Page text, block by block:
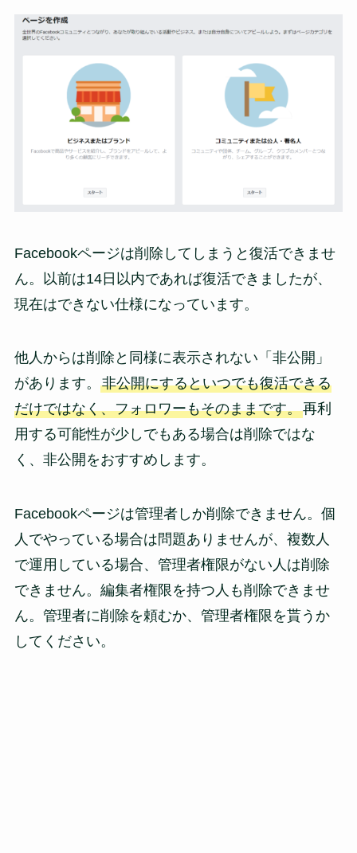
Facebookページは削除してしまうと復活できませ
ん。以前は14日以内であれば復活できましたが、
現在はできない仕様になっています。
他人からは削除と同様に表示されない「非公開」
があります。 非公開にするといつでも復活できる
だけではなく、フォロワーもそのままです。再利
用する可能性が少しでもある場合は削除ではな
く、非公開をおすすめします。
Facebookページは管理者しか削除できません。個
人でやっている場合は問題ありませんが、複数人
で運用している場合、管理者権限がない人は削除
できません。編集者権限を持つ人も削除できませ
ん。管理者に削除を頼むか、管理者権限を貰うか
してください。